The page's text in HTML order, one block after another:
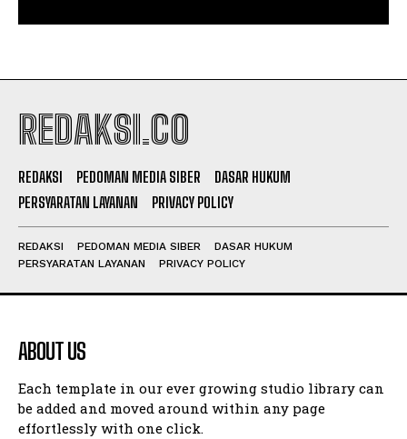
REDAKSI.CO
REDAKSI PEDOMAN MEDIA SIBER
DASAR HUKUM
PERSYARATAN LAYANAN
PRIVACY POLICY
REDAKSI PEDOMAN MEDIA SIBER
DASAR HUKUM
PERSYARATAN LAYANAN
PRIVACY POLICY
ABOUT US
Each template in our ever growing studio library can
be added and moved around within any page
effortlessly with one click.